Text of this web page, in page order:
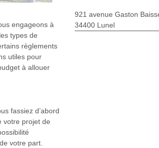
engageons à
types de
règlements
utiles pour
à allouer
fassiez d’abord
votre projet de
votre part.
921 avenue Gaston
34400 Lunel